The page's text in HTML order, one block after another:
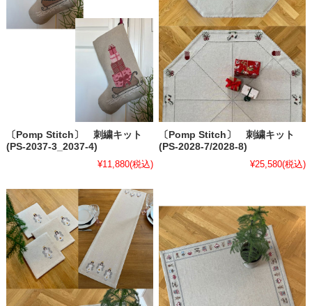
〔Pomp Stitch〕 刺繍キット
(PS-2037-3_2037-4)
¥11,880(税込)
〔Pomp Stitch〕 刺繍キット
(PS-2028-7/2028-8)
¥25,580(税込)